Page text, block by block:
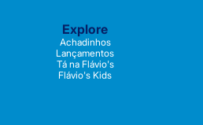
Explore
Achadinhos
Lançamentos
Tá na Flávio's
Flávio's Kids